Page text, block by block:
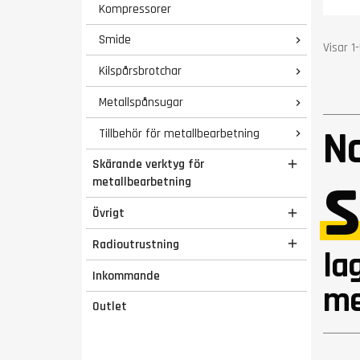
Kompressorer
Smide

Kilspårsbrotchar 
Metallspånsugar 
Tillbehör för metallbearbetning 
Skärande verktyg för
metallbearbetning

Övrigt 
Radioutrustning 
Inkommande
Outlet
Visar